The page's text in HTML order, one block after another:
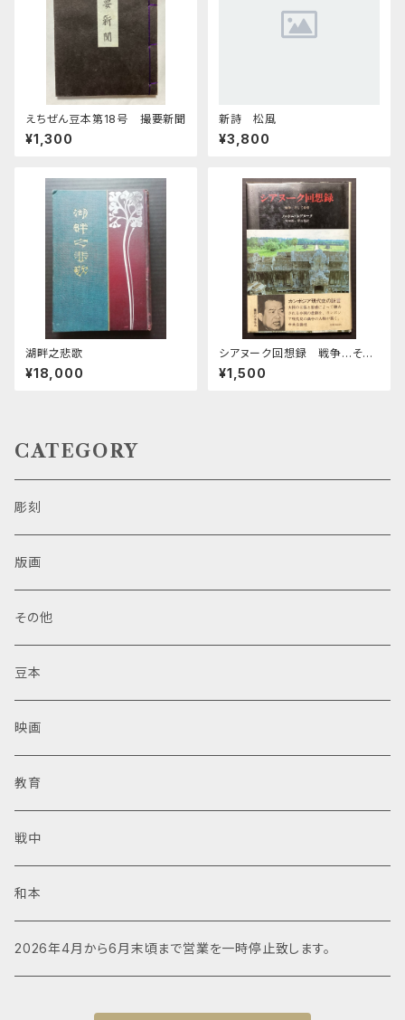
えちぜん豆本第18号 撮要新聞
¥1,300
新詩 松風
¥3,800
湖畔之悲歌
¥18,000
シアヌーク回想録 戦争…そし
て希望
¥1,500
CATEGORY
彫刻
版画
その他
豆本
映画
教育
戦中
和本
2026年4月から6月末頃まで営業を一時停止致します。